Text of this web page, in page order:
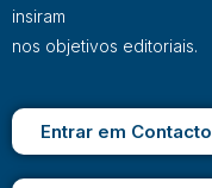
insiram
nos objetivos editoriais.
Entrar em Contacto